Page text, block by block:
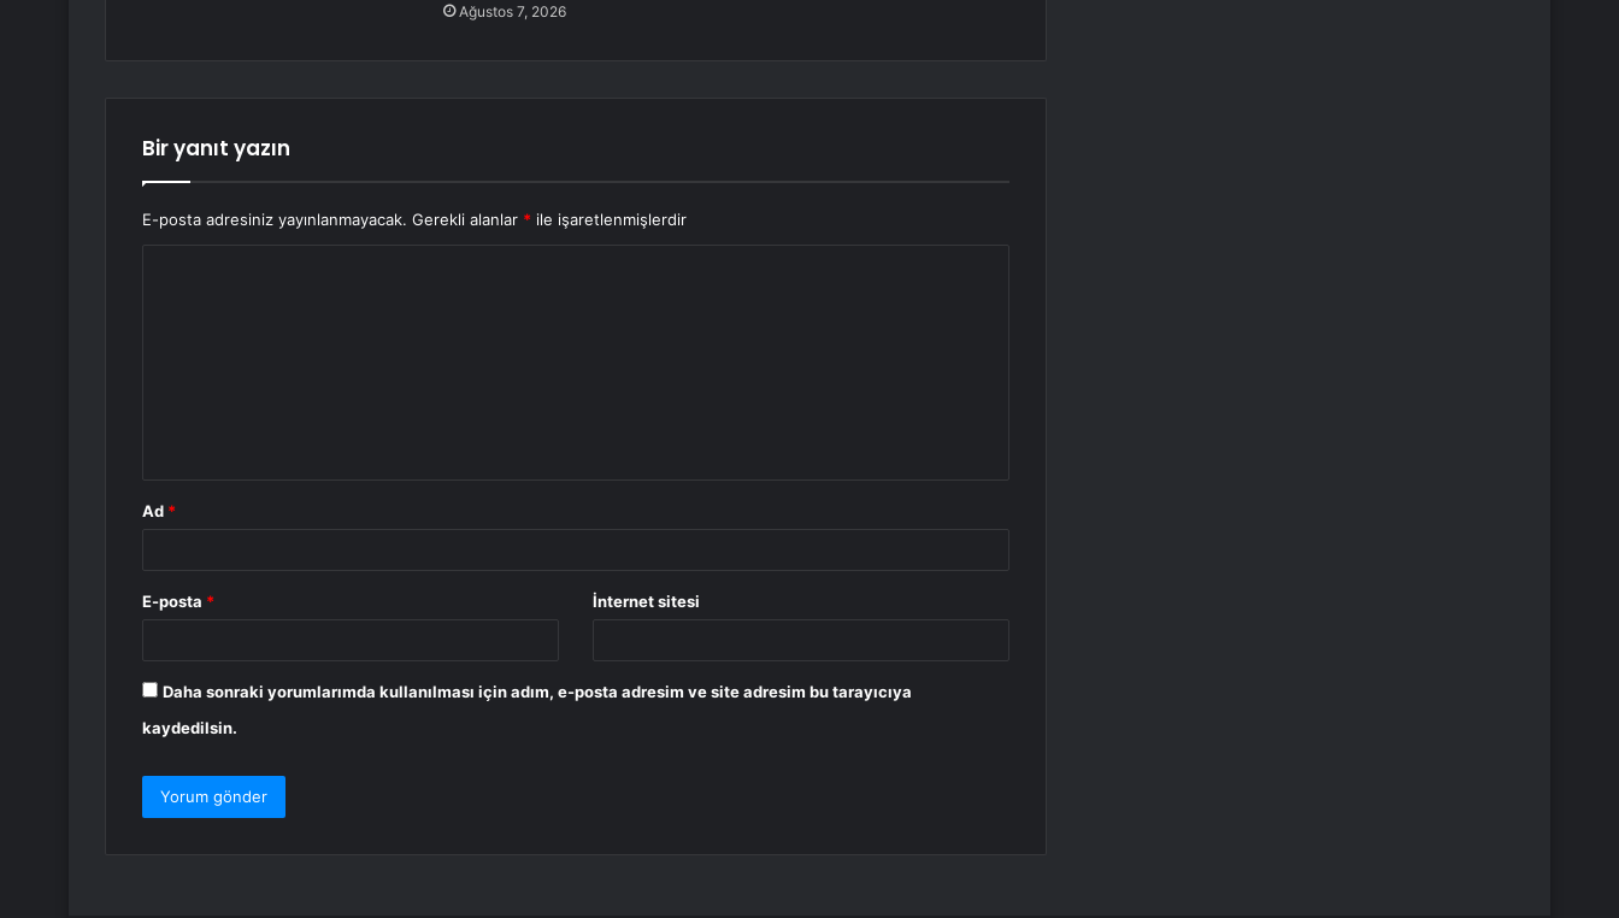
Ağustos 7, 2026
Bir yanıt yazın
E-posta adresiniz yayınlanmayacak. Gerekli alanlar * ile işaretlenmişlerdir
Ad *
E-posta * İnternet sitesi
Daha sonraki yorumlarımda kullanılması için adım, e-posta adresim ve site adresim bu tarayıcıya
kaydedilsin.